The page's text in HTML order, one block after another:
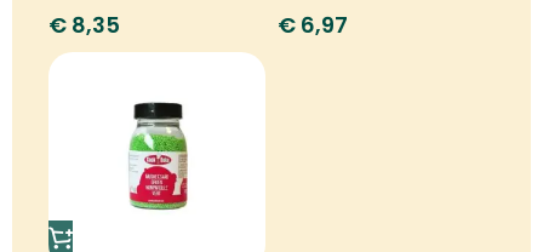
€ 8,35
€ 6,97